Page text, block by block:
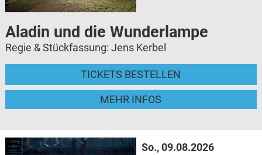
Aladin und die Wunderlampe
Regie & Stückfassung: Jens Kerbel
TICKETS BESTELLEN
MEHR INFOS
So., 09.08.2026